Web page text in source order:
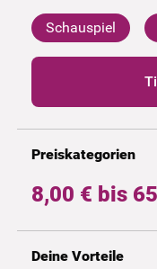
Schauspiel
Preiskategorien
8,00 € bis
Deine Vorteile